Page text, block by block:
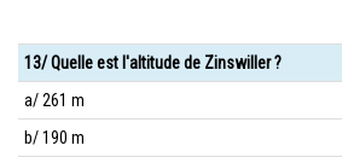
13/ Quelle est l'altitude de Zinswiller ?
a/ 261 m
b/ 190 m